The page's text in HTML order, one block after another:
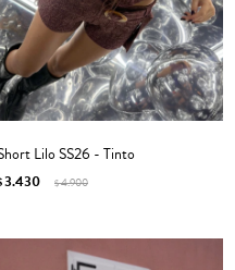
Lilo SS26 - Tinto
3.430 $4.900